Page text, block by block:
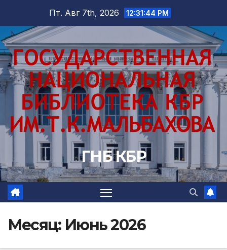
содержимому
Пт. Авг 7th, 2026 12:31:46 PM
ГНБ КБР
Месяц: Июнь 2026